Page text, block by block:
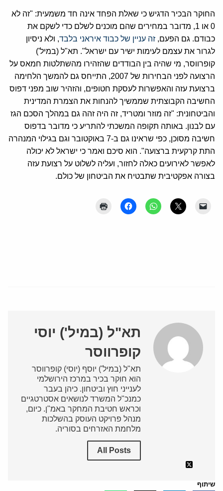
החוקר הבכיר הדגיש כי שאלת הפחד אינה חד משמעית: "זה לא
0 או 1, מדובר במחירים שהם מוכנים לשלם כדי לשקם את
כבודם. גם הפעם, זה עניין של כבוד איראני בלבד, ולא ניסיון
לגרור את עצמם לעימות ישיר עם ישראל". תא"ל (במיל')
קופרווסר, מי שהיה בין הבודדים שהזהירו מהשתלטות חמאס על
הרצועה לפני הבחירות של 2007, התייחס גם להמשך הלחימה
ברצועת עזה והאפשרות לעסקת חטופים, והזהיר שוב מפני דפוס
החשיבה הקבוצתית שממשיך להנחות את הצמרת המדינית
והביטחונית: "זה מוזר ומטריד, זה היה זהה גם במהלך הסכם הגז
עם לבנון. באותה תקופה המשכתי להתריע כי מדובר בדפוס
חשיבה מסוכן, כפי שראינו גם ב-7 באוקטובר וגם בגילוי המנהרה
התת קרקעית ברצועה". הוא סיכם ואמר כי ישראל לא יכולה
לאפשר לאירועים כאלה לחזור, ועליה לשלוט על רצועת עזה
בצורה אפקטיבית שתבטיח את הביטחון של כולם.
תא"ל (במיל') יוסי
קופרווסר
תא"ל (במיל') יוסף (יוסי) קופרווסר
הוא חוקר בכיר במרכז הירושלמי
לענייני חוץ וביטחון. כיהן בעבר
כמנכ"ל המשרד לנושאים אסטרטגיים
וכראש חטיבת המחקר באמ"ן. כיום,
מנהל פרויקט העוסק בהשלכות
מלחמת האזרחים בסוריה.
All Posts
שיתוף